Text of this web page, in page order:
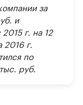
за
и
г. на 12
2016 г.
по
руб.